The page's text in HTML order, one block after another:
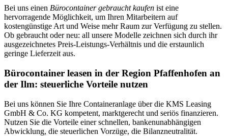
Bei uns einen Bürocontainer gebraucht kaufen ist eine
hervorragende Möglichkeit, um Ihren Mitarbeitern auf
kostengünstige Art und Weise mehr Raum zur Verfügung zu stellen.
Ob gebraucht oder neu: all unsere Modelle zeichnen sich durch ihr
ausgezeichnetes Preis-Leistungs-Verhältnis und die erstaunlich
geringe Lieferzeit aus.
Bürocontainer leasen in der Region Pfaffenhofen an
der Ilm: steuerliche Vorteile nutzen
Bei uns können Sie Ihre Containeranlage über die KMS Leasing
GmbH & Co. KG kompetent, marktgerecht und seriös finanzieren.
Nutzen Sie die Vorteile einer schnellen, bankenunabhängigen
Abwicklung, die steuerlichen Vorzüge, die Bilanzneutralität.